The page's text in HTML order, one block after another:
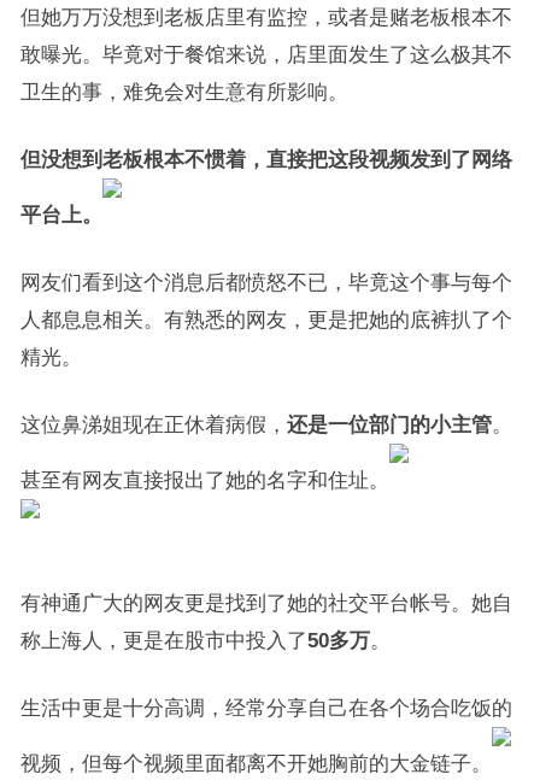
但她万万没想到老板店里有监控，或者是赌老板根本不
敢曝光。毕竟对于餐馆来说，店里面发生了这么极其不
卫生的事，难免会对生意有所影响。
但没想到老板根本不惯着，直接把这段视频发到了网络
平台上。
网友们看到这个消息后都愤怒不已，毕竟这个事与每个
人都息息相关。有熟悉的网友，更是把她的底裤扒了个
精光。
这位鼻涕姐现在正休着病假， 还是一位部门的小主管。
甚至有网友直接报出了她的名字和住址。
有神通广大的网友更是找到了她的社交平台帐号。她自
称上海人，更是在股市中投入了50多万。
生活中更是十分高调，经常分享自己在各个场合吃饭的
视频，但每个视频里面都离不开她胸前的大金链子。